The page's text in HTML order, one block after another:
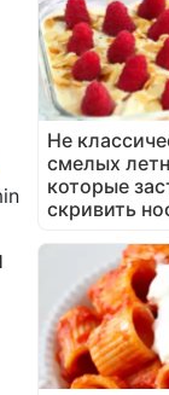
Не
смелых
которые
скривить